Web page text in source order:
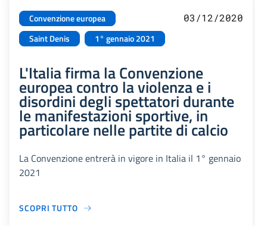
Convenzione europea
Saint Denis
1° gennaio 2021
03/12/2020
L'Italia firma la Convenzione
europea contro la violenza e i
disordini degli spettatori durante
le manifestazioni sportive, in
particolare nelle partite di calcio
La Convenzione entrerà in vigore in Italia il 1° gennaio
2021
SCOPRI TUTTO